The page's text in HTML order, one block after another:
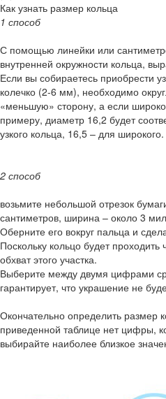
Как узнать размер кольца
1 способ
С помощью линейки или
внутренней окружности кольца,
Если вы собираетесь приобрести
колечко (2-6 мм), необходимо
«меньшую» сторону, а если
примеру, диаметр 16,2 будет
узкого кольца, 16,5 – для широкого.
2 способ
возьмите небольшой отрезок
сантиметров, ширина – около 3
Оберните его вокруг пальца и
Поскольку кольцо будет проходить
обхват этого участка.
Выберите между двумя цифрами
гарантирует, что украшение не
Окончательно определить размер
приведенной таблице нет цифры,
выбирайте наиболее близкое